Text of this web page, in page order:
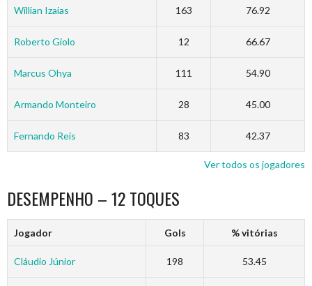
Willian Izaias 163 76.92
Roberto Giolo 12 66.67
Marcus Ohya 111 54.90
Armando Monteiro 28 45.00
Fernando Reis 83 42.37
Ver todos os jogadores
DESEMPENHO – 12 TOQUES
Jogador Gols % vitórias
Cláudio Júnior 198 53.45